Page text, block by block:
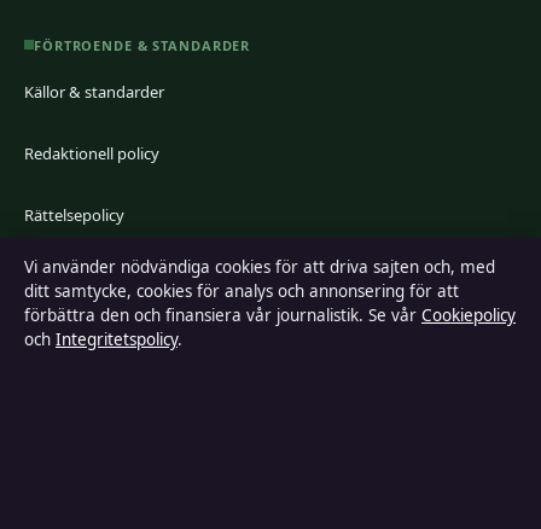
FÖRTROENDE & STANDARDER
Källor & standarder
Redaktionell policy
Rättelsepolicy
Faktagranskningspolicy
Ägande & finansiering
Vi använder nödvändiga cookies för att driva sajten och, med
ditt samtycke, cookies för analys och annonsering för att
förbättra den och finansiera vår journalistik. Se vår Cookiepolicy
och Integritetspolicy.